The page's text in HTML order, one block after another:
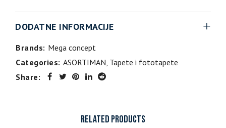
DODATNE INFORMACIJE
Brands: Mega concept
Categories: ASORTIMAN, Tapete i fototapete
Share:
RELATED PRODUCTS